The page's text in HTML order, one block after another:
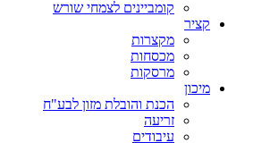
קומביינים לצמחי שורש
קציר
מקצרות
מכסחות
מרסקות
מיכון
הכנת והובלת מזון לבע"ח
זריעה
עיבודים